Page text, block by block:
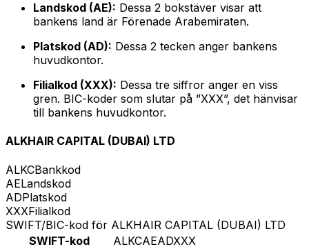
Landskod (AE): Dessa 2 bokstäver visar att
bankens land är Förenade Arabemiraten.
Platskod (AD): Dessa 2 tecken anger bankens
huvudkontor.
Filialkod (XXX): Dessa tre siffror anger en viss
gren. BIC-koder som slutar på ”XXX”, det hänvisar
till bankens huvudkontor.
ALKHAIR CAPITAL (DUBAI) LTD
ALKCBankkod
AELandskod
ADPlatskod
XXXFilialkod
SWIFT/BIC-kod för ALKHAIR CAPITAL (DUBAI) LTD
SWIFT-kod
ALKCAEADXXX